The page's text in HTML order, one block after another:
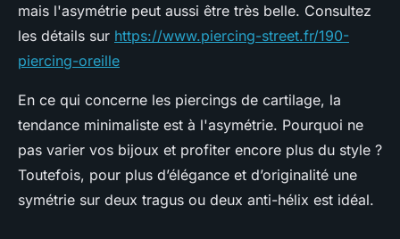
mais l'asymétrie peut aussi être très belle. Consultez
les détails sur https://www.piercing-street.fr/190-
piercing-oreille
En ce qui concerne les piercings de cartilage, la
tendance minimaliste est à l'asymétrie. Pourquoi ne
pas varier vos bijoux et profiter encore plus du style ?
Toutefois, pour plus d’élégance et d’originalité une
symétrie sur deux tragus ou deux anti-hélix est idéal.